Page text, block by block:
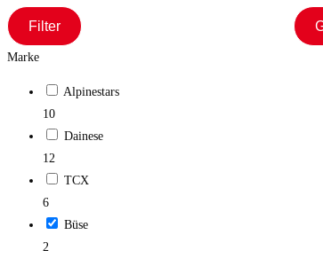
Filter
Marke
Alpinestars
10
Dainese
12
TCX
6
Büse
2